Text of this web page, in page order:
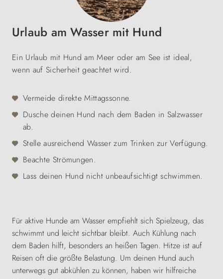
Urlaub am Wasser mit Hund
Ein Urlaub mit Hund am Meer oder am See ist ideal,
wenn auf Sicherheit geachtet wird.
Vermeide direkte Mittagssonne.
Dusche deinen Hund nach dem Baden in Salzwasser
ab.
Stelle ausreichend Wasser zum Trinken zur Verfügung.
Beachte Strömungen.
Lass deinen Hund nicht unbeaufsichtigt schwimmen.
Für aktive Hunde am Wasser empfiehlt sich Spielzeug, das
schwimmt und leicht sichtbar bleibt. Auch Kühlung nach
dem Baden hilft, besonders an heißen Tagen. Hitze ist auf
Reisen oft die größte Belastung. Um deinen Hund auch
unterwegs gut abkühlen zu können, haben wir hilfreiche